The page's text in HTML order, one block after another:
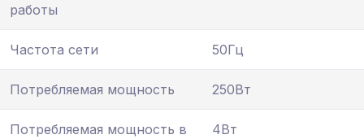
работы
Частота сети 50Гц
Потребляемая мощность 250Вт
Потребляемая мощность в
4Вт